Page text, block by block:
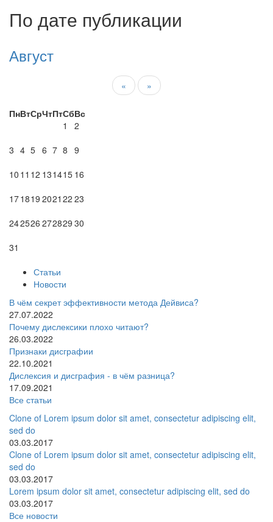
По дате публикации
Август
« »
ПнВтСрЧтПтСбВс
1
2
3 4 5 6 7 8 9
10 11 12 131415 16
171819 2021 22 23
242526 272829 30
31
Статьи
Новости
В чём секрет эффективности метода Дейвиса?
27.07.2022
Почему дислексики плохо читают?
26.03.2022
Признаки дисграфии
22.10.2021
Дислексия и дисграфия - в чём разница?
17.09.2021
Все статьи
Clone of Lorem ipsum dolor sit amet, consectetur adipiscing elit,
sed do
03.03.2017
Clone of Lorem ipsum dolor sit amet, consectetur adipiscing elit,
sed do
03.03.2017
Lorem ipsum dolor sit amet, consectetur adipiscing elit, sed do
03.03.2017
Все новости